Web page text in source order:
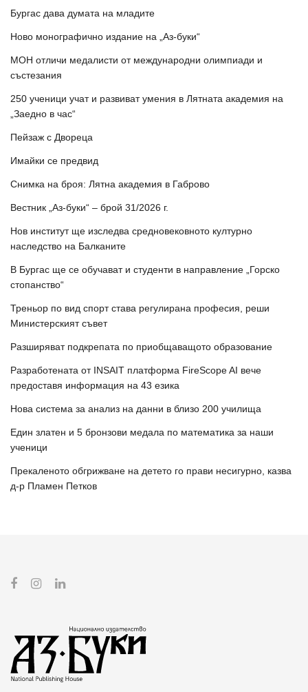
Бургас дава думата на младите
Ново монографично издание на „Аз-буки“
МОН отличи медалисти от международни олимпиади и
състезания
250 ученици учат и развиват умения в Лятната академия на
„Заедно в час“
Пейзаж с Двореца
Имайки се предвид
Снимка на броя: Лятна академия в Габрово
Вестник „Аз-буки“ – брой 31/2026 г.
Нов институт ще изследва средновековното културно
наследство на Балканите
В Бургас ще се обучават и студенти в направление „Горско
стопанство“
Треньор по вид спорт става регулирана професия, реши
Министерският съвет
Разширяват подкрепата по приобщаващото образование
Разработената от INSAIT платформа FireScope AI вече
предоставя информация на 43 езика
Нова система за анализ на данни в близо 200 училища
Един златен и 5 бронзови медала по математика за наши
ученици
Прекаленото обгрижване на детето го прави несигурно, казва
д-р Пламен Петков